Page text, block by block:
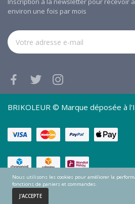
environ une fois par mois
BRIKOLEUR © Marque déposée à
Nous utilisons les cookies pour améliorer la
fonctions de paniers et commandes.
J'ACCEPTE